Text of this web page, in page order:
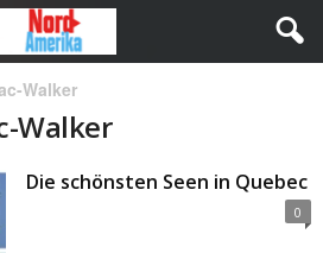
Walker
Walker
Die schönsten Seen in Quebec
0